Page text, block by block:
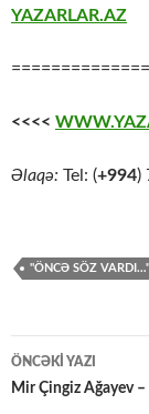
YAZARLAR.AZ
<<<<
Əlaqə: Tel: (+994)
"ÖNCƏ SÖZ VARDI…"
Yazılar
üzrə
ÖNCƏKI YAZI
Mir Çingiz Ağayev